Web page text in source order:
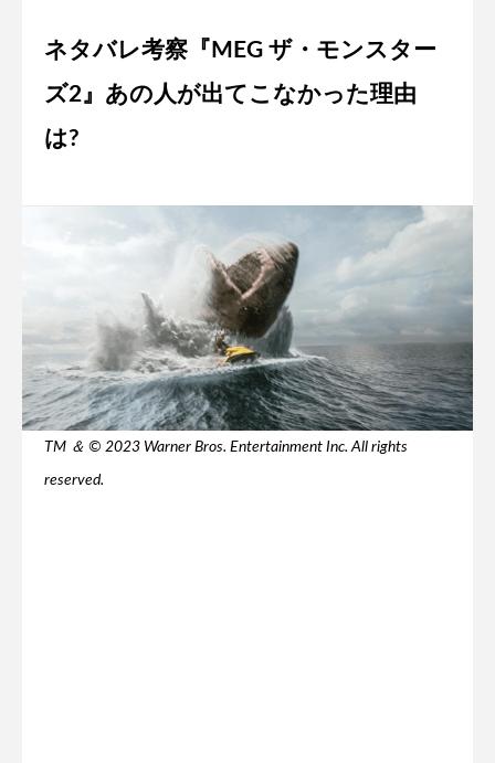
ネタバレ考察『MEG ザ・モンスター
ズ2』あの人が出てこなかった理由
は?
TM ＆ © 2023 Warner Bros. Entertainment Inc. All rights
reserved.